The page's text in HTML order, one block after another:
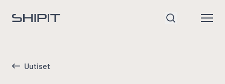
Siirry etusivulle
Uutiset